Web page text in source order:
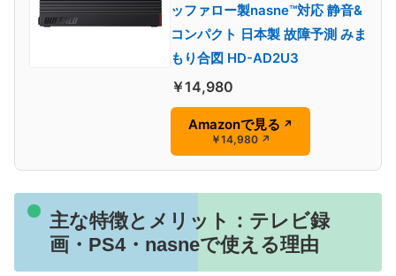
ッファロー製nasne™対応 静音&
コンパクト 日本製 故障予測 みま
もり合図 HD-AD2U3
￥14,980
Amazonで見る ↗
￥14,980 ↗
主な特徴とメリット：テレビ録
画・PS4・nasneで使える理由